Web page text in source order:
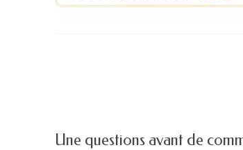
Une questions avant de